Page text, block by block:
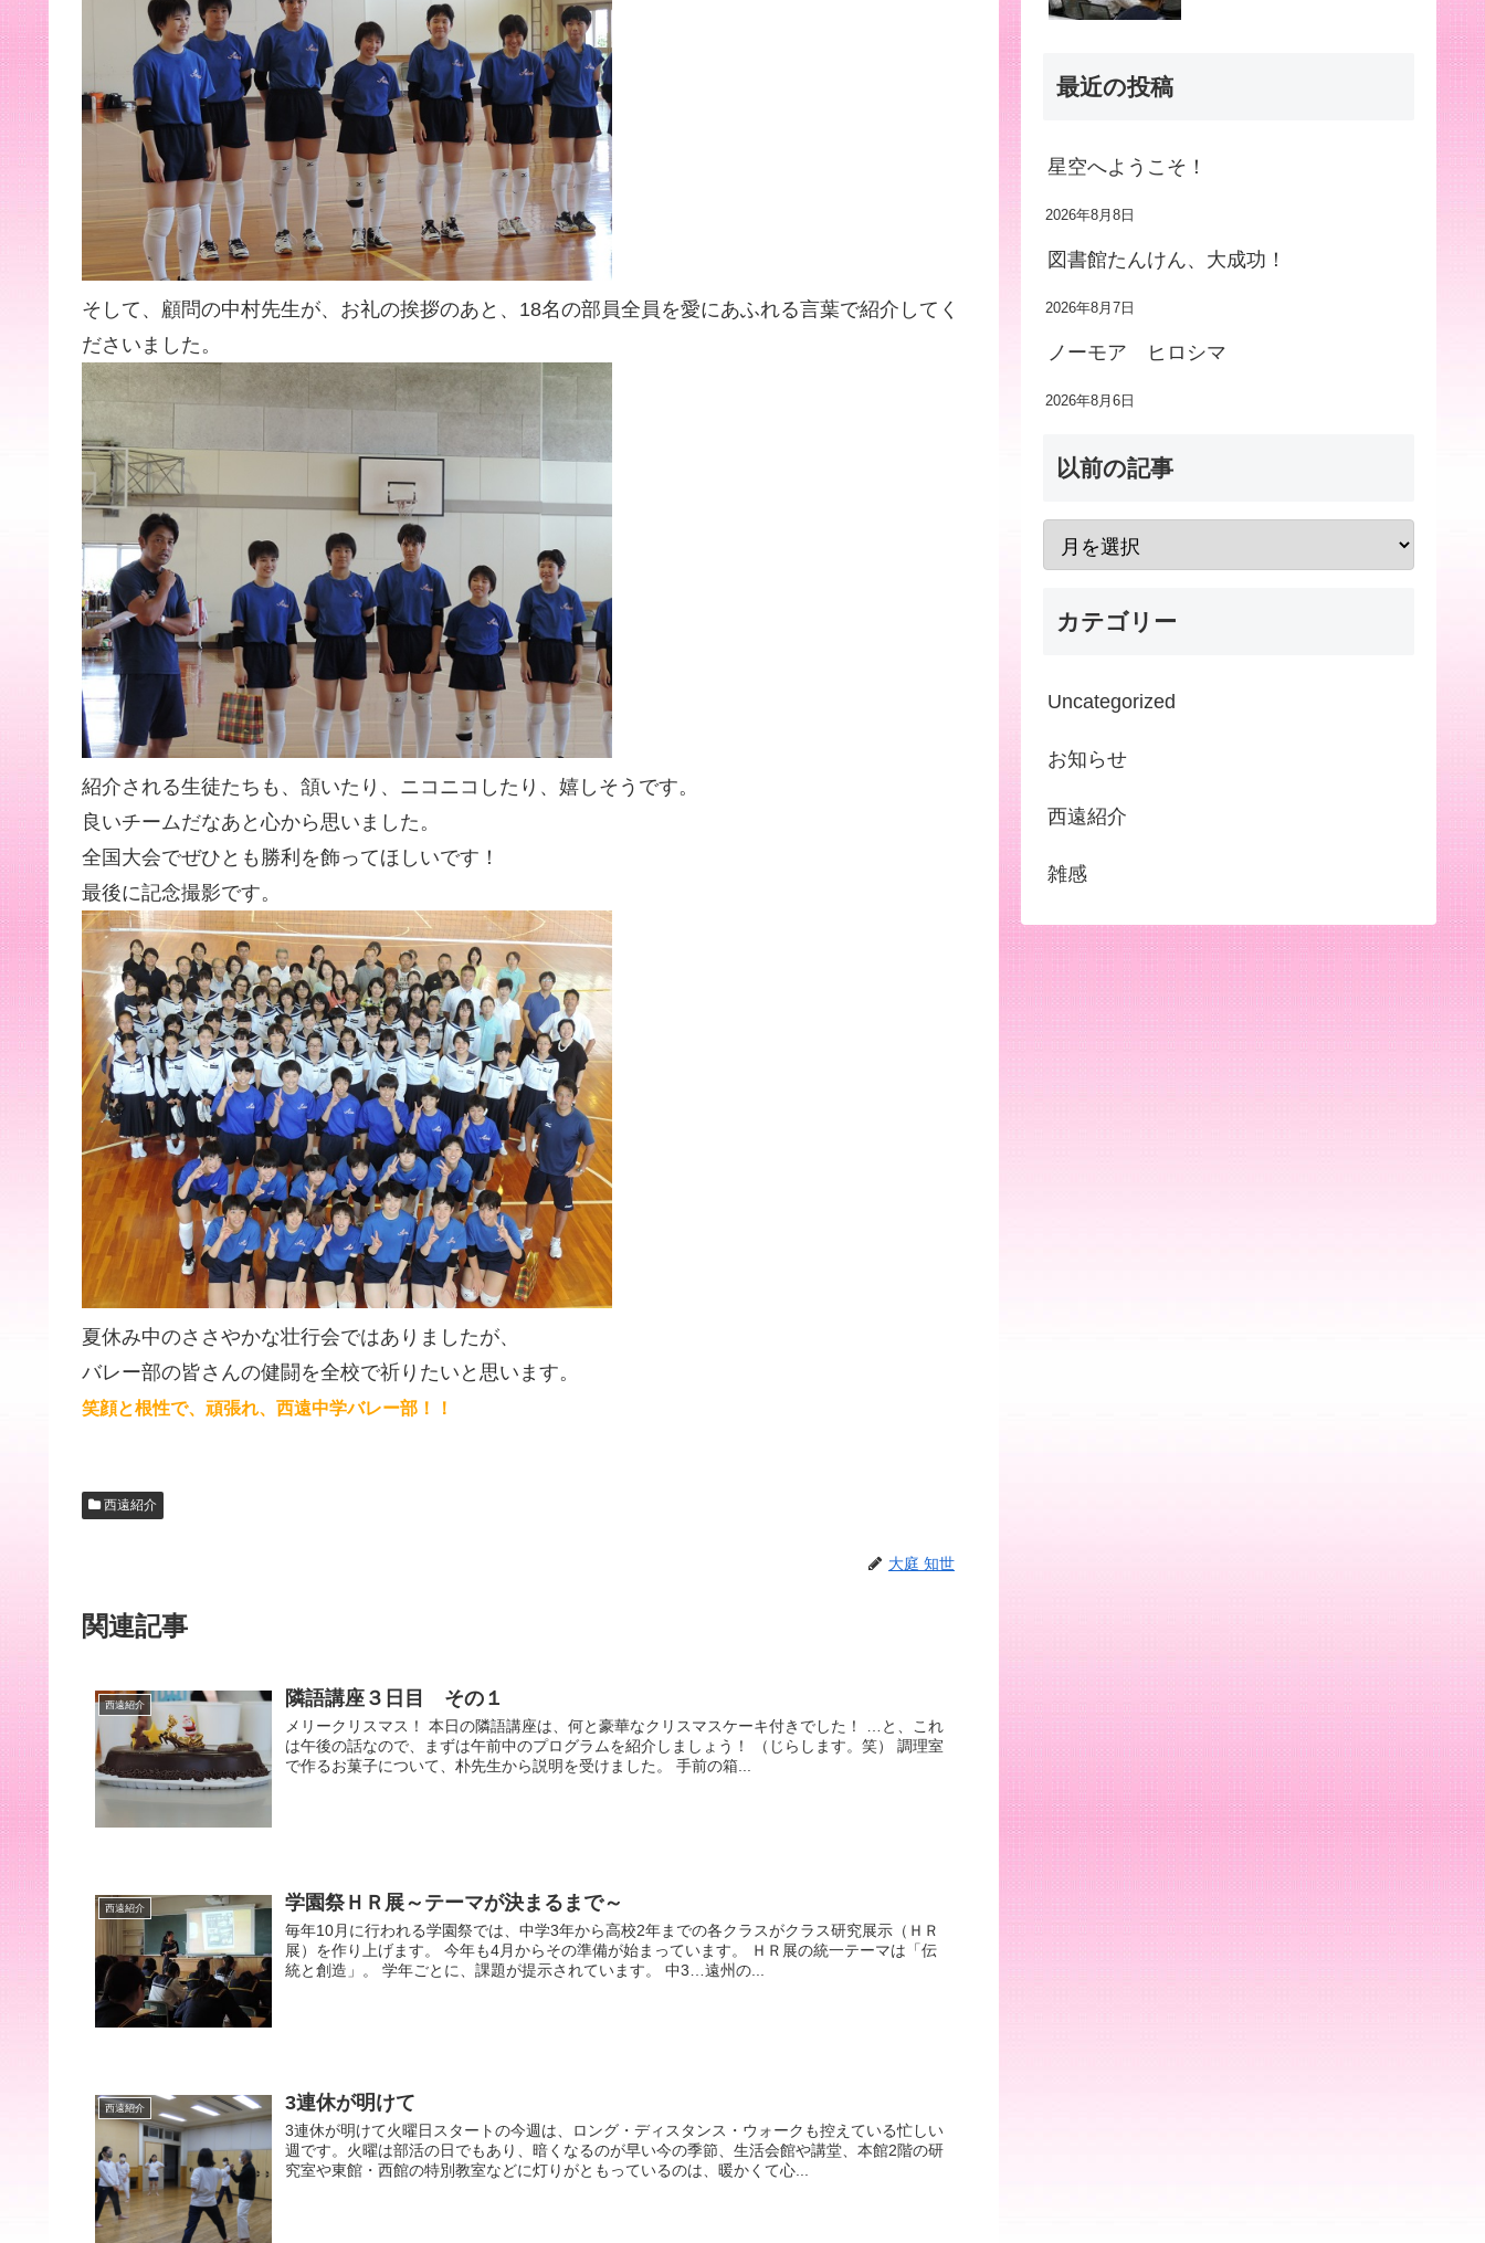
そして、顧問の中村先生が、お礼の挨拶のあと、18名の部員全員を愛にあふれる言葉で紹介してく
ださいました。
紹介される生徒たちも、頷いたり、ニコニコしたり、嬉しそうです。
良いチームだなあと心から思いました。
全国大会でぜひとも勝利を飾ってほしいです！
最後に記念撮影です。
夏休み中のささやかな壮行会ではありましたが、
バレー部の皆さんの健闘を全校で祈りたいと思います。
笑顔と根性で、頑張れ、西遠中学バレー部！！
西遠紹介
大庭 知世
関連記事
西遠紹介 隣語講座３日目 その１
メリークリスマス！ 本日の隣語講座は、何と豪華なクリスマスケーキ付きでした！ …と、これ
は午後の話なので、まずは午前中のプログラムを紹介しましょう！ （じらします。笑） 調理室
で作るお菓子について、朴先生から説明を受けました。 手前の箱...
西遠紹介 学園祭ＨＲ展～テーマが決まるまで～
毎年10月に行われる学園祭では、中学3年から高校2年までの各クラスがクラス研究展示（ＨＲ
展）を作り上げます。 今年も4月からその準備が始まっています。 ＨＲ展の統一テーマは「伝
統と創造」。 学年ごとに、課題が提示されています。 中3…遠州の...
西遠紹介 3連休が明けて
3連休が明けて火曜日スタートの今週は、ロング・ディスタンス・ウォークも控えている忙しい
週です。火曜は部活の日でもあり、暗くなるのが早い今の季節、生活会館や講堂、本館2階の研
究室や東館・西館の特別教室などに灯りがともっているのは、暖かくて心...
最近の投稿
星空へようこそ！
2026年8月8日
図書館たんけん、大成功！
2026年8月7日
ノーモア ヒロシマ
2026年8月6日
以前の記事
カテゴリー
Uncategorized
お知らせ
西遠紹介
雑感